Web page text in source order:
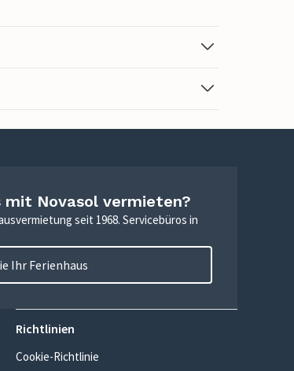
mit Novasol vermieten?
seit 1968. Servicebüros in
Ihr Ferienhaus
Richtlinien
Cookie-Richtlinie